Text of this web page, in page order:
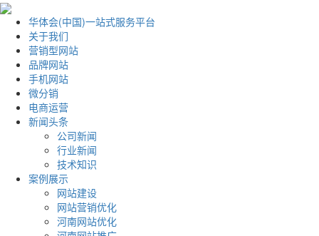
华体会(中国)一站式服务平台
关于我们
营销型网站
品牌网站
手机网站
微分销
电商运营
新闻头条
公司新闻
行业新闻
技术知识
案例展示
网站建设
网站营销优化
河南网站优化